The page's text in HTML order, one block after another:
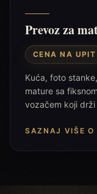
Prevoz za
CENA NA UPIT
Kuća, foto
mature sa
vozačem koji
SAZNAJ VIŠE O